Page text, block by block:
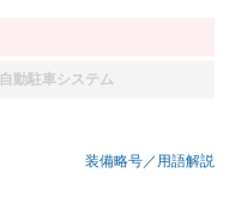
自動駐車システム
：装備なし
装備略号／用語解説